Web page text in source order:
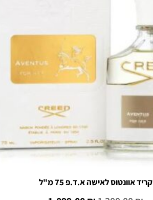
קריד אוונטוס לאישה א.ד.פ 75 מ"ל